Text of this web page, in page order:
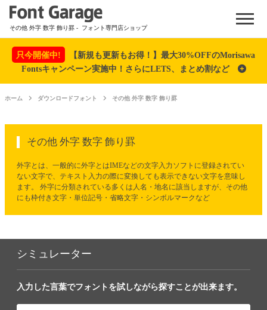
Menu
その他 外字 数字 飾り罫 - フォント専門店ショップ
只今開催中!
【新規も更新もお得！】最大30%OFFのMorisawa
Fontsキャンペーン実施中！さらにLETS、まとめ割など
ホーム ダウンロードフォント その他 外字 数字 飾り罫
その他 外字 数字 飾り罫
外字とは、一般的に外字とはIMEなどの文字入力ソフトに登録されてい
ない文字で、テキスト入力の際に変換しても表示できない文字を意味し
ます。 外字に分類されている多くは人名・地名に該当しますが、その他
にも枠付き文字・単位記号・省略文字・シンボルマークなど
シミュレーター
入力した言葉でフォントを試しながら探すことが出来ます。